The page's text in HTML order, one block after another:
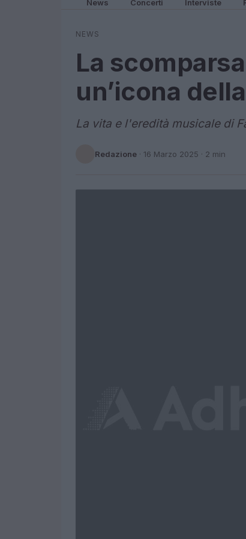
News Concerti Interviste
NEWS
La
un’icona
La vita e l'eredità musicale di
Redazione · 16 Marzo 2025 · 2 min